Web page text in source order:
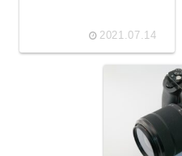
2021.07.14